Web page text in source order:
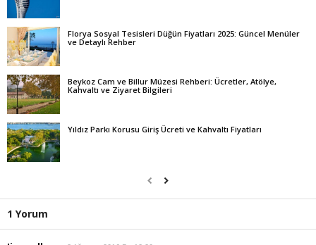
Florya Sosyal Tesisleri Düğün Fiyatları 2025: Güncel Menüler
ve Detaylı Rehber
Beykoz Cam ve Billur Müzesi Rehberi: Ücretler, Atölye,
Kahvaltı ve Ziyaret Bilgileri
Yıldız Parkı Korusu Giriş Ücreti ve Kahvaltı Fiyatları
1 Yorum